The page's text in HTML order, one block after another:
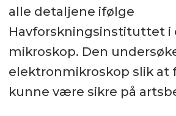
alle detaljene ifølge
Havforskningsinstituttet i
mikroskop. Den
elektronmikroskop slik at
kunne være sikre på